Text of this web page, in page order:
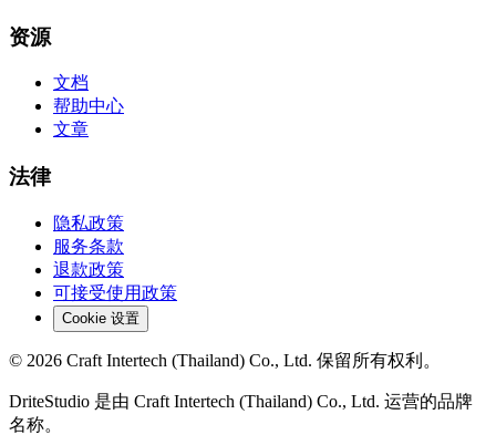
资源
文档
帮助中心
文章
法律
隐私政策
服务条款
退款政策
可接受使用政策
Cookie 设置
© 2026 Craft Intertech (Thailand) Co., Ltd. 保留所有权利。
DriteStudio 是由 Craft Intertech (Thailand) Co., Ltd. 运营的品牌
名称。